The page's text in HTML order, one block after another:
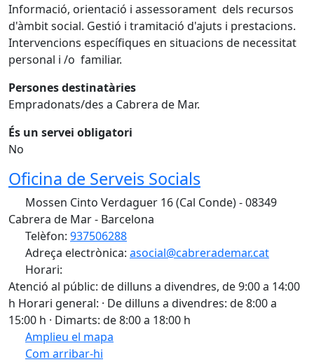
Informació, orientació i assessorament dels recursos
d'àmbit social. Gestió i tramitació d'ajuts i prestacions.
Intervencions específiques en situacions de necessitat
personal i /o familiar.
Persones destinatàries
Empradonats/des a Cabrera de Mar.
És un servei obligatori
No
Oficina de Serveis Socials
Mossen Cinto Verdaguer 16 (Cal Conde) - 08349
Cabrera de Mar - Barcelona
Telèfon: 937506288
Adreça electrònica: asocial@cabrerademar.cat
Horari:
Atenció al públic: de dilluns a divendres, de 9:00 a 14:00
h Horari general: · De dilluns a divendres: de 8:00 a
15:00 h · Dimarts: de 8:00 a 18:00 h
Amplieu el mapa
Com arribar-hi